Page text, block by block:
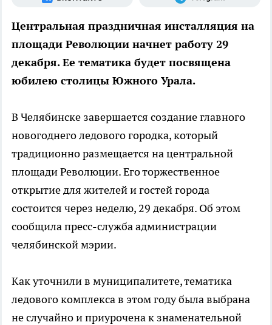
Центральная праздничная инсталляция на
площади Революции начнет работу 29
декабря. Ее тематика будет посвящена
юбилею столицы Южного Урала.
В Челябинске завершается создание главного
новогоднего ледового городка, который
традиционно размещается на центральной
площади Революции. Его торжественное
открытие для жителей и гостей города
состоится через неделю, 29 декабря. Об этом
сообщила пресс-служба администрации
челябинской мэрии.
Как уточнили в муниципалитете, тематика
ледового комплекса в этом году была выбрана
не случайно и приурочена к знаменательной